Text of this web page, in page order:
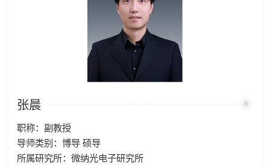
张晨
职称：副教授
导师类别：博导 硕导
所属研究所：微纳光电子研究所